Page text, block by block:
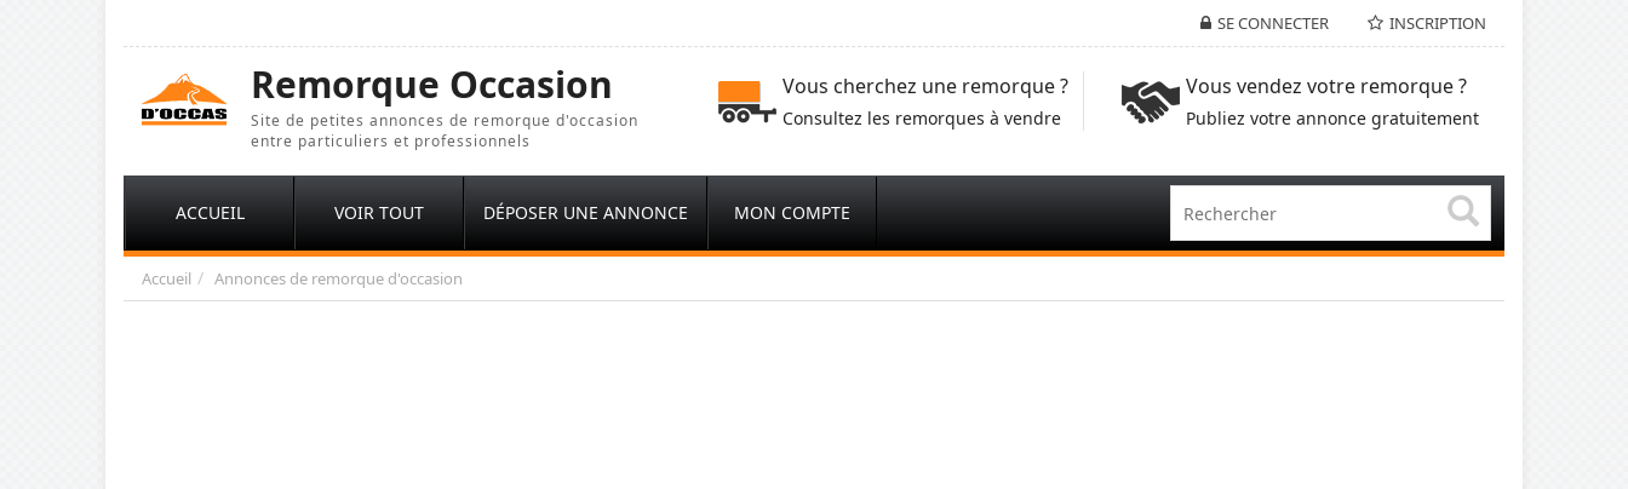
SE CONNECTER INSCRIPTION
Remorque Occasion
Site de petites annonces de remorque d'occasion
entre particuliers et professionnels
Vous cherchez une remorque ?
Consultez les remorques à vendre
Vous vendez votre remorque ?
Publiez votre annonce gratuitement
ACCUEIL VOIR TOUT DÉPOSER UNE ANNONCE MON COMPTE
Accueil Annonces de remorque d'occasion